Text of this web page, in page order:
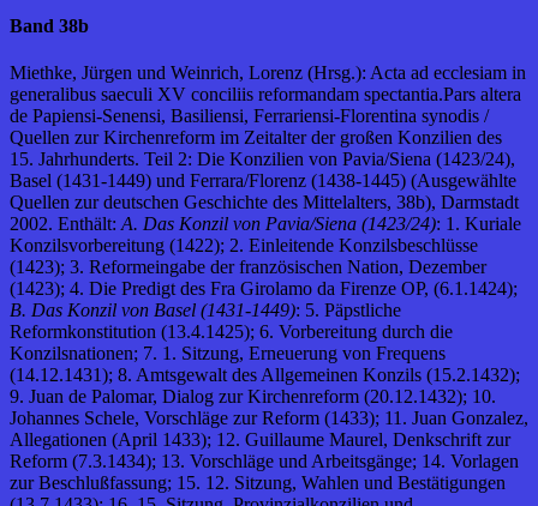
Band 38b
Miethke, Jürgen und Weinrich, Lorenz (Hrsg.): Acta ad ecclesiam in
generalibus saeculi XV conciliis reformandam spectantia.Pars altera
de Papiensi-Senensi, Basiliensi, Ferrariensi-Florentina synodis /
Quellen zur Kirchenreform im Zeitalter der großen Konzilien des
15. Jahrhunderts. Teil 2: Die Konzilien von Pavia/Siena (1423/24),
Basel (1431-1449) und Ferrara/Florenz (1438-1445) (Ausgewählte
Quellen zur deutschen Geschichte des Mittelalters, 38b), Darmstadt
2002. Enthält: A. Das Konzil von Pavia/Siena (1423/24): 1. Kuriale
Konzilsvorbereitung (1422); 2. Einleitende Konzilsbeschlüsse
(1423); 3. Reformeingabe der französischen Nation, Dezember
(1423); 4. Die Predigt des Fra Girolamo da Firenze OP, (6.1.1424);
B. Das Konzil von Basel (1431-1449): 5. Päpstliche
Reformkonstitution (13.4.1425); 6. Vorbereitung durch die
Konzilsnationen; 7. 1. Sitzung, Erneuerung von Frequens
(14.12.1431); 8. Amtsgewalt des Allgemeinen Konzils (15.2.1432);
9. Juan de Palomar, Dialog zur Kirchenreform (20.12.1432); 10.
Johannes Schele, Vorschläge zur Reform (1433); 11. Juan Gonzalez,
Allegationen (April 1433); 12. Guillaume Maurel, Denkschrift zur
Reform (7.3.1434); 13. Vorschläge und Arbeitsgänge; 14. Vorlagen
zur Beschlußfassung; 15. 12. Sitzung, Wahlen und Bestätigungen